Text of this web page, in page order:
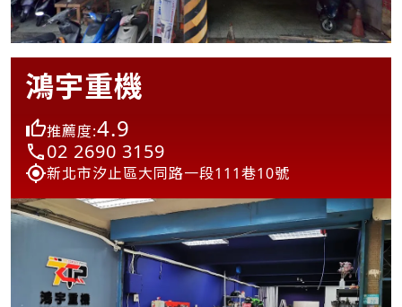
鴻宇重機
推薦度:4.9
02 2690 3159
新北市汐止區大同路一段111巷10號